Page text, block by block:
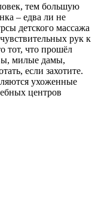
тем большую
– едва ли не
детского массажа
рук к
тот, что прошёл
милые дамы,
если захотите.
ухоженные
центров